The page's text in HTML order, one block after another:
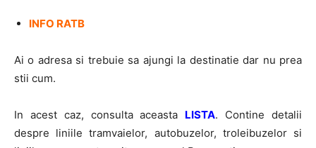
INFO RATB
Ai o adresa si trebuie sa ajungi la destinatie dar nu prea
stii cum.
In acest caz, consulta aceasta LISTA. Contine detalii
despre liniile tramvaielor, autobuzelor, troleibuzelor si